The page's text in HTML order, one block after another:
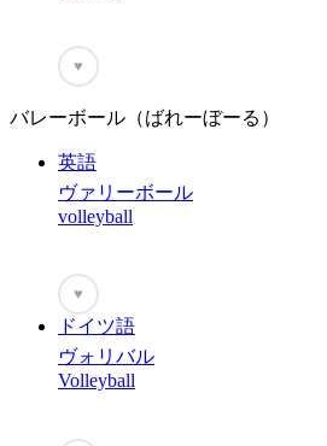
♥
バレーボール（ばれーぼーる）
英語
ヴァリーボール
volleyball
♥
ドイツ語
ヴォリバル
Volleyball